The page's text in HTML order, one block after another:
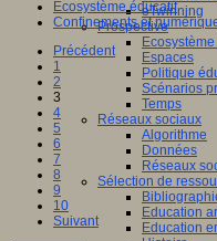
eTwinning
Prospective
Espaces
Politique
Scénarios
Temps
Réseaux sociaux
Algorithme
Données
Réseaux
Sélection de
Education
Education
Ecosystème éducatif
Confinements et
Précédent
1
2
3
4
5
6
7
8
9
10
Suivant